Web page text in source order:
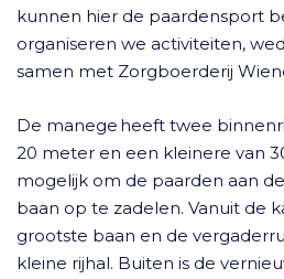
kunnen hier de paardensport
organiseren we activiteiten,
samen met Zorgboerderij
De manege heeft twee
20 meter en een kleinere van
mogelijk om de paarden aan
baan op te zadelen. Vanuit de
grootste baan en de
kleine rijhal. Buiten is de